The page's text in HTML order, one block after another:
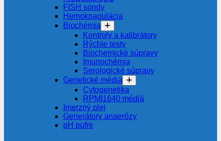
FISH sondy
Hemokoagulácia
Biochémia
Kontroly a kalibrátory
Rýchle testy
Biochemické súpravy
Imunochémia
Serologické súpravy
Genetické médiá
Cytogenetika
RPMI1640 médiá
Imerzný olej
Generátory anaerózy
pH pufre